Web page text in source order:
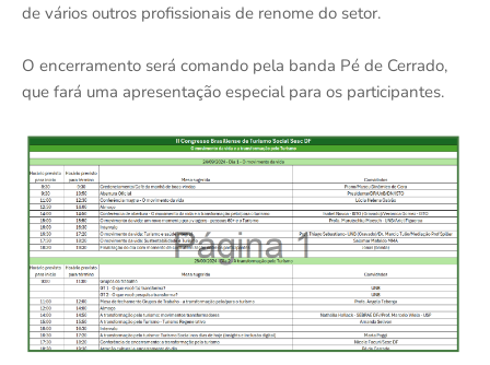
de vários outros profissionais de renome do setor.
O encerramento será comando pela banda Pé de Cerrado,
que fará uma apresentação especial para os participantes.